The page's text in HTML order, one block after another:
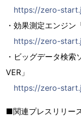
https://zero-
・効果測定エンジン
https://zero-
・ビッグデータ検索
VER」
https://zero-
■関連プレスリリー